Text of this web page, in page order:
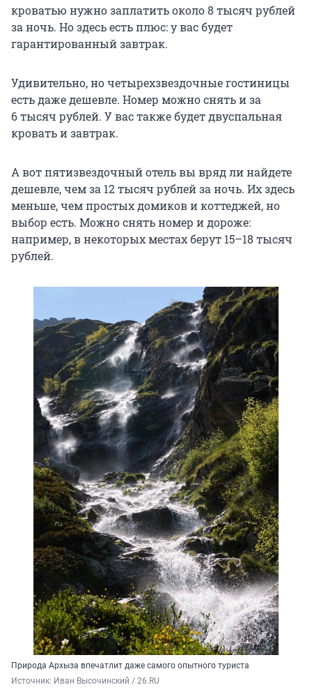
кроватью нужно заплатить около 8 тысяч рублей
за ночь. Но здесь есть плюс: у вас будет
гарантированный завтрак.
Удивительно, но четырехзвездочные гостиницы
есть даже дешевле. Номер можно снять и за
6 тысяч рублей. У вас также будет двуспальная
кровать и завтрак.
А вот пятизвездочный отель вы вряд ли найдете
дешевле, чем за 12 тысяч рублей за ночь. Их здесь
меньше, чем простых домиков и коттеджей, но
выбор есть. Можно снять номер и дороже:
например, в некоторых местах берут 15–18 тысяч
рублей.
Природа Архыза впечатлит даже самого опытного туриста
Источник: Иван Высочинский / 26.RU